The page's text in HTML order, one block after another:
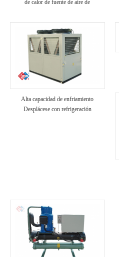
de calor de fuente de aire de
Alta capacidad de enfriamiento
Desplácese con refrigeración